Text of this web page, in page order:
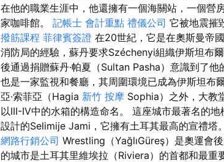
在他的職業生涯中，他還擁有一個海關站，一個營
家咖啡館。 記帳士 會計重點 禮儀公司 它被地震摧
撥筋課程 菲律賓簽證 在20世紀，它是在奧斯曼帝
消防局的經驗，蘇丹要求Széchenyi組織伊斯坦布
後通過捐贈蘇丹·帕夏（Sultan Pasha）意識到了他
也是一家監視和餐廳，其周圍環境已成為伊斯坦布
亞·索菲亞（Hagia 新竹 按摩 Sophia）之外，大教
以III-IV中的水箱的構造命名。 這座城市最著名的
設計的Selimije Jami，它擁有土耳其最高的宣禮塔。
網路行銷公司 Wrestling（YağlıGüreş）是奧運會
的城市是土耳其里維埃拉（Riviera）的首都和最